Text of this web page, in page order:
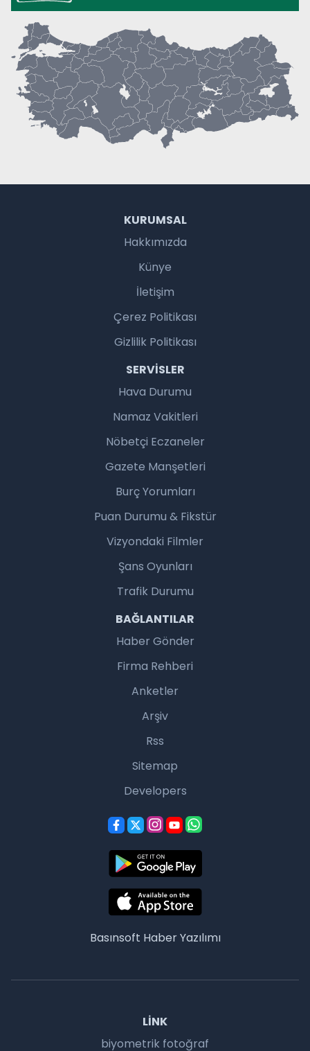
KURUMSAL
Hakkımızda
Künye
İletişim
Çerez Politikası
Gizlilik Politikası
SERVISLER
Hava Durumu
Namaz Vakitleri
Nöbetçi Eczaneler
Gazete Manşetleri
Burç Yorumları
Puan Durumu & Fikstür
Vizyondaki Filmler
Şans Oyunları
Trafik Durumu
BAĞLANTILAR
Haber Gönder
Firma Rehberi
Anketler
Arşiv
Rss
Sitemap
Developers
Basınsoft Haber Yazılımı
LINK
biyometrik fotoğraf